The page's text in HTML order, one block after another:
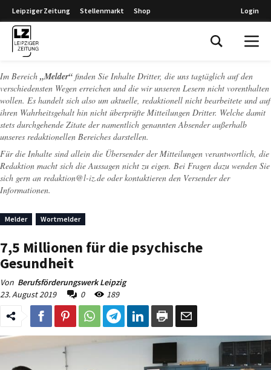
Leipziger Zeitung Stellenmarkt Shop Login
Im Bereich „Melder“ finden Sie Inhalte Dritter, die uns tagtäglich auf den
verschiedensten Wegen erreichen und die wir unseren Lesern nicht vorenthalten
wollen. Es handelt sich also um aktuelle, redaktionell nicht bearbeitete und auf
ihren Wahrheitsgehalt hin nicht überprüfte Mitteilungen Dritter. Welche damit
stets durchgehende Zitate der namentlich genannten Absender außerhalb
unseres redaktionellen Bereiches darstellen.
Für die Inhalte sind allein die Übersender der Mitteilungen verantwortlich, die
Redaktion macht sich die Aussagen nicht zu eigen. Bei Fragen dazu wenden Sie
sich gern an redaktion@l-iz.de oder kontaktieren den Versender der
Informationen.
Melder Wortmelder
7,5 Millionen für die psychische
Gesundheit
Von Berufsförderungswerk Leipzig
23. August 2019
0 189